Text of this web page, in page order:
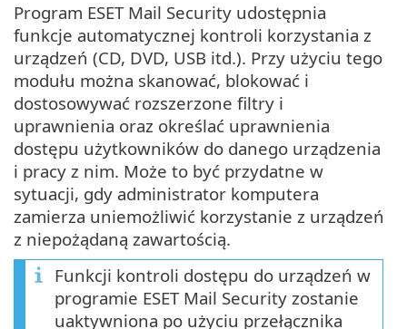
Program ESET Mail Security udostępnia
funkcje automatycznej kontroli korzystania z
urządzeń (CD, DVD, USB itd.). Przy użyciu tego
modułu można skanować, blokować i
dostosowywać rozszerzone filtry i
uprawnienia oraz określać uprawnienia
dostępu użytkowników do danego urządzenia
i pracy z nim. Może to być przydatne w
sytuacji, gdy administrator komputera
zamierza uniemożliwić korzystanie z urządzeń
z niepożądaną zawartością.
Funkcji kontroli dostępu do urządzeń w
programie ESET Mail Security zostanie
uaktywniona po użyciu przełącznika